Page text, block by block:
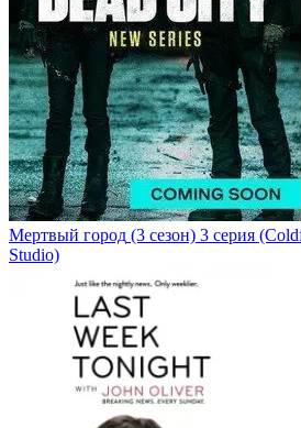
Мертвый город (3 сезон) 3 серия
Studio)